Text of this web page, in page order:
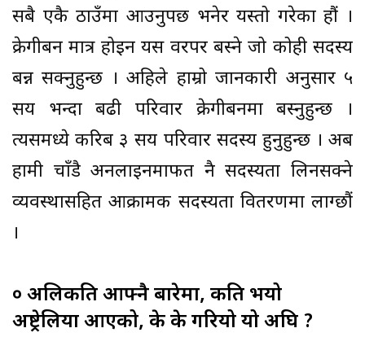
सबै एकै ठाउँमा आउनुपर्छ भनेर यस्तो गरेका हौं ।
क्रेगीबर्न मात्र होइन यस वरपर बस्ने जो कोही सदस्य
बन्न सक्नुहुन्छ । अहिले हाम्रो जानकारी अनुसार ५
सय भन्दा बढी परिवार क्रेगीबर्नमा बस्नुहुन्छ ।
त्यसमध्ये करिब ३ सय परिवार सदस्य हुनुहुन्छ । अब
हामी चाँडै अनलाईनमार्फत नै सदस्यता लिनसक्ने
व्यवस्थासहित आक्रामक सदस्यता वितरणमा लाग्छौं
।
० अलिकति आफ्नै बारेमा, कति भयो
अष्ट्रेलिया आएको, के के गरियो यो अघि ?